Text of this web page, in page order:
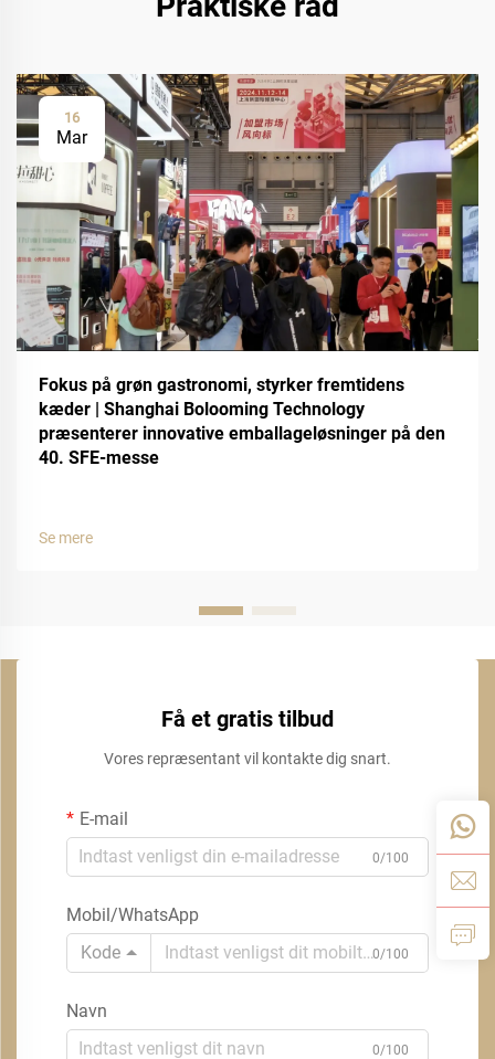
16
Mar
Fokus på grøn gastronomi, styrker fremtidens
kæder | Shanghai Bolooming Technology
præsenterer innovative emballageløsninger på den
40. SFE-messe
Se mere
Få et gratis tilbud
Vores repræsentant vil kontakte dig snart.
E-mail
0/100
Mobil/WhatsApp
Kode
0/100
Navn
0/100